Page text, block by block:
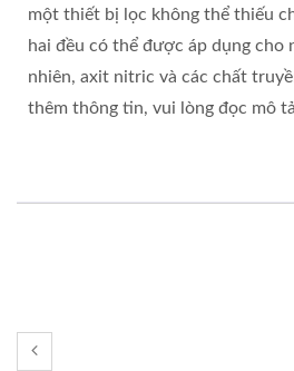
một thiết bị lọc không thể thiếu
hai đều có thể được áp dụng cho
nhiên, axit nitric và các chất
thêm thông tin, vui lòng đọc mô